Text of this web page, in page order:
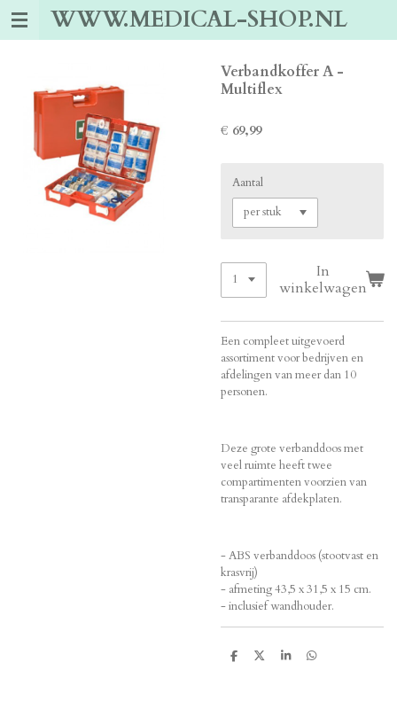
Ga
WWW.MEDICAL-SHOP.NL
Verbandkoffer A -
Multiflex
€ 69,99
Aantal
In
winkelwagen
Een compleet uitgevoerd
assortiment voor bedrijven en
afdelingen van meer dan 10
personen.
Deze grote verbanddoos met
veel ruimte heeft twee
compartimenten voorzien van
transparante afdekplaten.
- ABS verbanddoos (stootvast en
krasvrij)
- afmeting 43,5 x 31,5 x 15 cm.
- inclusief wandhouder.
D
D
S
D